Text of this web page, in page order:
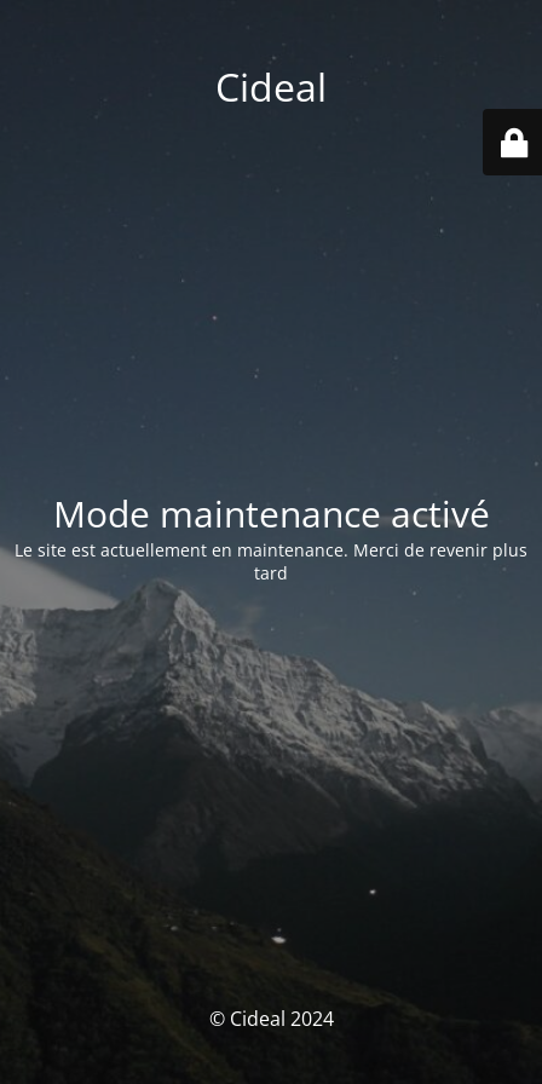
Cideal
Mode maintenance activé
Le site est actuellement en maintenance. Merci de revenir plus
tard
© Cideal 2024